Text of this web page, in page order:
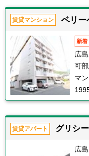
賃貸マンション ベリー
新着
広
可
マ
賃貸アパート グリシ
広